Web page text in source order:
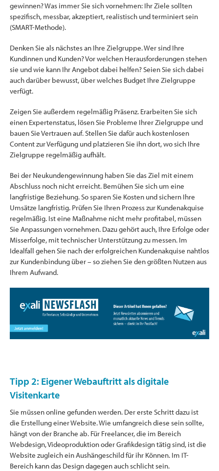
gewinnen? Was immer Sie sich vornehmen: Ihr Ziele sollten
spezifisch, messbar, akzeptiert, realistisch und terminiert sein
(SMART-Methode).
Denken Sie als nächstes an Ihre Zielgruppe. Wer sind Ihre
Kundinnen und Kunden? Vor welchen Herausforderungen stehen
sie und wie kann Ihr Angebot dabei helfen? Seien Sie sich dabei
auch darüber bewusst, über welches Budget Ihre Zielgruppe
verfügt.
Zeigen Sie außerdem regelmäßig Präsenz. Erarbeiten Sie sich
einen Expertenstatus, lösen Sie Probleme Ihrer Zielgruppe und
bauen Sie Vertrauen auf. Stellen Sie dafür auch kostenlosen
Content zur Verfügung und platzieren Sie ihn dort, wo sich Ihre
Zielgruppe regelmäßig aufhält.
Bei der Neukundengewinnung haben Sie das Ziel mit einem
Abschluss noch nicht erreicht. Bemühen Sie sich um eine
langfristige Beziehung. So sparen Sie Kosten und sichern Ihre
Umsätze langfristig. Prüfen Sie Ihren Prozess zur Kundenakquise
regelmäßig. Ist eine Maßnahme nicht mehr profitabel, müssen
Sie Anpassungen vornehmen. Dazu gehört auch, Ihre Erfolge oder
Misserfolge, mit technischer Unterstützung zu messen. Im
Idealfall gehen Sie nach der erfolgreichen Kundenakquise nahtlos
zur Kundenbindung über – so ziehen Sie den größten Nutzen aus
Ihrem Aufwand.
Tipp 2: Eigener Webauftritt als digitale
Visitenkarte
Sie müssen online gefunden werden. Der erste Schritt dazu ist
die Erstellung einer Website. Wie umfangreich diese sein sollte,
hängt von der Branche ab. Für Freelancer, die im Bereich
Webdesign, Videoproduktion oder Grafikdesign tätig sind, ist die
Website zugleich ein Aushängeschild für ihr Können. Im IT-
Bereich kann das Design dagegen auch schlicht sein.